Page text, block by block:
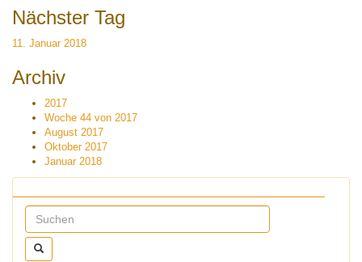
Nächster Tag
11. Januar 2018
Archiv
2017
Woche 44 von 2017
August 2017
Oktober 2017
Januar 2018